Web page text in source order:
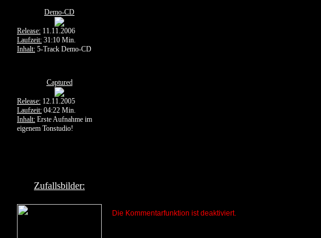
Demo-CD
Release: 11.11.2006
Laufzeit: 31:10 Min.
Inhalt: 5-Track Demo-CD
Captured
Release: 12.11.2005
Laufzeit: 04:22 Min.
Inhalt: Erste Aufnahme im
eigenem Tonstudio!
Zufallsbilder:
Die Kommentarfunktion ist deaktiviert.